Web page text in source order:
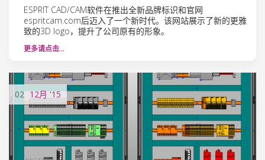
ESPRIT CAD/CAM软件在推出全新品牌标识和官网
espritcam.com后迈入了一个新时代。该网站展示了新的更雅
致的3D logo，提升了公司原有的形象。
更多请点击…
02 12月'15